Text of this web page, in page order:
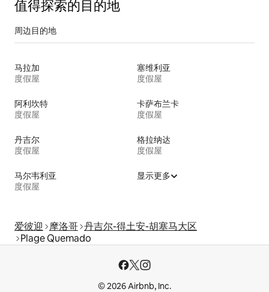
值得探索的目的地
周边目的地
马拉加
度假屋
塞维利亚
度假屋
阿利坎特
度假屋
卡萨布兰卡
度假屋
丹吉尔
度假屋
格拉纳达
度假屋
马尔韦利亚
度假屋
显示更多
爱彼迎 摩洛哥 丹吉尔-得土安-胡塞马大区
Plage Quemado
© 2026 Airbnb, Inc.